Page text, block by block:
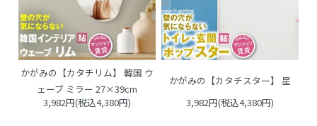
かがみの【カタチリム】 韓国 ウ
ェーブ ミラー 27×39cm
3,982円(税込4,380円)
かがみの【カタチスター】 星
3,982円(税込4,380円)